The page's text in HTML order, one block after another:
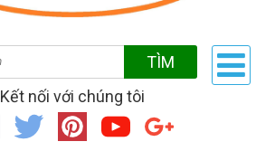
TÌM
Kết nối với chúng tôi